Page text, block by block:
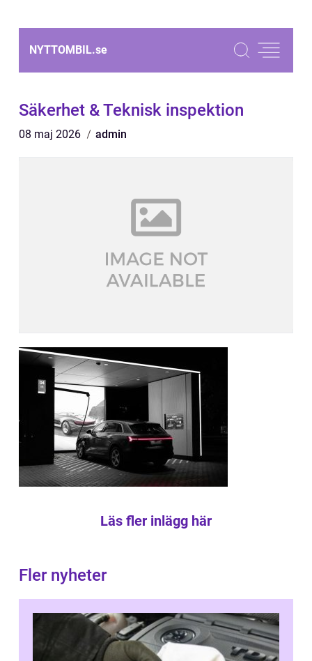
NYTTOMBIL.se
Säkerhet & Teknisk inspektion
08 maj 2026 admin
Läs fler inlägg här
Fler nyheter